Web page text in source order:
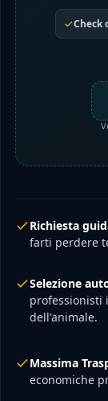
Check
Richiesta
farti perdere
Selezione
professionisti
dell'animale.
Massima
economiche